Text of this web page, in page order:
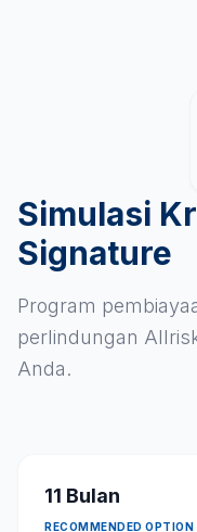
Simulasi
Signature
Program
perlindungan
Anda.
11 Bulan
RECOMMENDED OPTION